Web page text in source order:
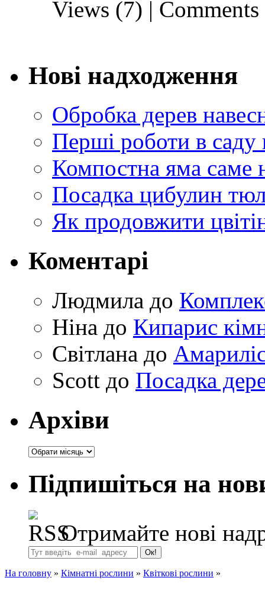
Views (7) |
Нові надходження
Обробка дерев
Перші роботи в саду
Компостна яма саме
Посадка цибулин
Як продовжити
Коментарі
Людмила до
Ніна до Кипарис
Світлана до
Scott до Посадка
Архіви
Архіви
Підпишіться на
Отримайте нові
На головну » Кімнатні рослини » Квіткові рослини »